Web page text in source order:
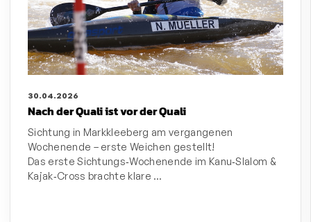
30.04.2026
Nach der Quali ist vor der Quali
Sichtung in Markkleeberg am vergangenen
Wochenende – erste Weichen gestellt!
Das erste Sichtungs‑Wochenende im Kanu‑Slalom &
Kajak‑Cross brachte klare …